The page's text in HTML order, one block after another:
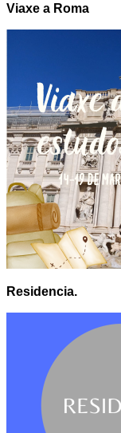
Viaxe a Roma
Residencia.